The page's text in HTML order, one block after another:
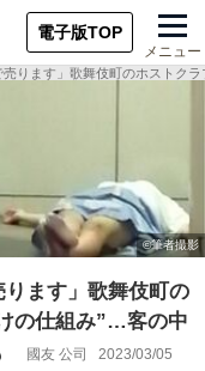
電子版TOP
メニュー
売ります」歌舞伎町のホストク
ります」歌舞伎町の
の仕組み”…客の中
國友 公司 2023/03/05